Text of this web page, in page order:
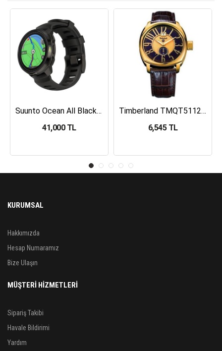
Suunto Ocean All Black Dalış Bilgisayarı SS050982000
41,000 TL
Timberland TMQT5112401 Erkek Kol Saati
6,545 TL
KURUMSAL
Hakkımızda
Hesap Numaramız
Bize Ulaşın
MÜŞTERİ HİZMETLERİ
Sipariş Takibi
Havale Bildirimi
Yardım